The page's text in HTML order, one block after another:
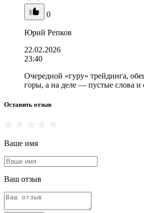
0
Юрий Репков
22.02.2026
23:40
Очередной «гуру» трейдинга,
горы, а на деле — пустые слова и
Оставить отзыв
Ваше имя
Ваш отзыв